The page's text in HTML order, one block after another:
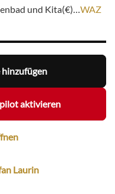
und Kita(€)… WAZ
hinzufügen
aktivieren
Laurin